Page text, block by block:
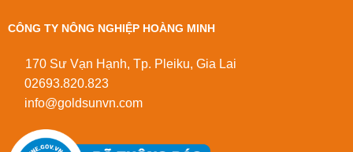
CÔNG TY NÔNG NGHIỆP HOÀNG MINH
170 Sư Vạn Hạnh, Tp. Pleiku, Gia Lai
02693.820.823
info@goldsunvn.com